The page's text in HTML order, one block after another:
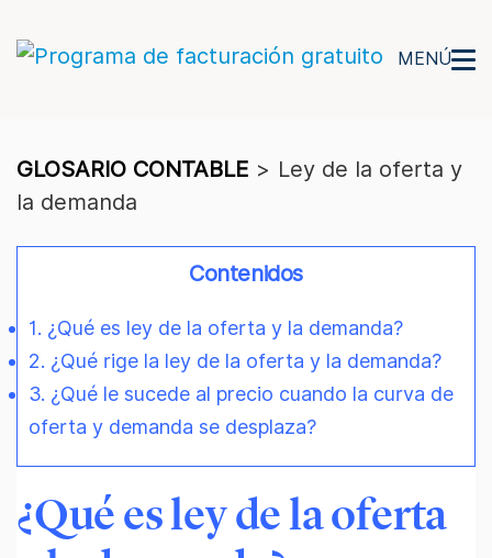
MENÚ
GLOSARIO CONTABLE > Ley de la oferta y
la demanda
Contenidos
1. ¿Qué es ley de la oferta y la demanda?
2. ¿Qué rige la ley de la oferta y la demanda?
3. ¿Qué le sucede al precio cuando la curva de
oferta y demanda se desplaza?
¿Qué es ley de la oferta